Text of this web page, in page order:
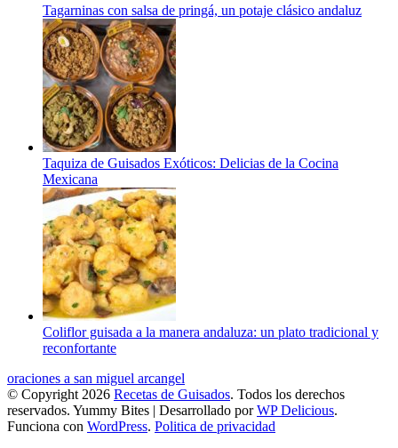
Tagarninas con salsa de pringá, un potaje clásico andaluz
Taquiza de Guisados Exóticos: Delicias de la Cocina
Mexicana
Coliflor guisada a la manera andaluza: un plato tradicional y
reconfortante
oraciones a san miguel arcangel
© Copyright 2026 Recetas de Guisados. Todos los derechos
reservados. Yummy Bites | Desarrollado porWP Delicious.
Funciona con WordPress. Politica de privacidad